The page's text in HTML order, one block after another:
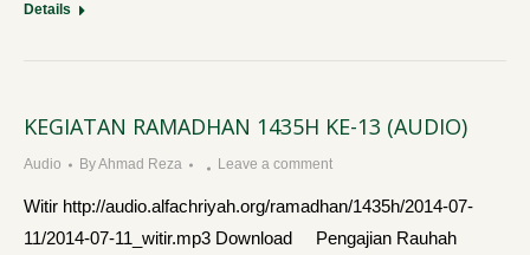
Details
KEGIATAN RAMADHAN 1435H KE-13 (AUDIO)
Audio ByAhmad Reza Leave a comment
Witir http://audio.alfachriyah.org/ramadhan/1435h/2014-07-
11/2014-07-11_witir.mp3 Download Pengajian Rauhah